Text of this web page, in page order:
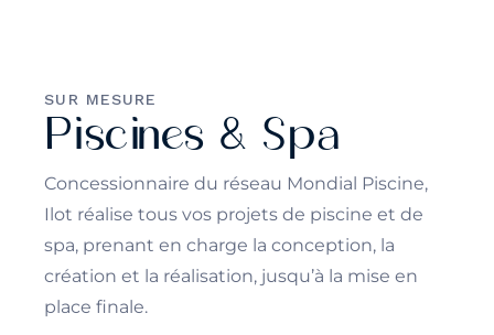
SUR MESURE
Piscines & Spa
Concessionnaire du réseau Mondial Piscine,
Ilot réalise tous vos projets de piscine et de
spa, prenant en charge la conception, la
création et la réalisation, jusqu’à la mise en
place finale.